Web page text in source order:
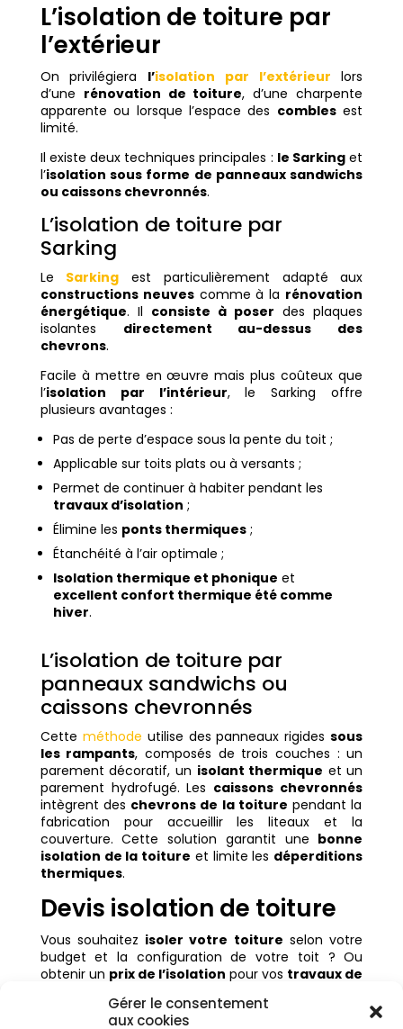
Gérer le consentement
aux cookies
L’isolation de toiture par
l’extérieur
On privilégiera l’isolation par l’extérieur lors
d’une rénovation de toiture, d’une charpente
apparente ou lorsque l’espace des comblesest
limité.
Il existe deux techniques principales : le Sarking et
l’isolation sous forme de panneaux sandwichs
ou caissons chevronnés.
L’isolation de toiture par
Sarking
Le Sarking est particulièrement adapté aux
constructions neuvescomme à la rénovation
énergétique. Il consiste à poser des plaques
isolantes directement au-dessus des
chevrons.
Facile à mettre en œuvre mais plus coûteux que
l’isolation par l’intérieur, le Sarking offre
plusieurs avantages :
Pas de perte d’espace sous la pente du toit ;
Applicable sur toits plats ou à versants ;
Permet de continuer à habiter pendant les
travaux d’isolation ;
Élimine les ponts thermiques;
Étanchéité à l’air optimale ;
Isolation thermique et phonique et
excellent confort thermique été comme
hiver.
L’isolation de toiture par
panneaux sandwichs ou
caissons chevronnés
Cette méthode utilise des panneaux rigidessous
les rampants, composés de trois couches : un
parement décoratif, un isolant thermique et un
parement hydrofugé. Les caissons chevronnés
intègrent des chevrons de la toiture pendant la
fabrication pour accueillir les liteaux et la
couverture. Cette solution garantit une bonne
isolation de la toiture et limite les déperditions
thermiques.
Devis isolation de toiture
Vous souhaitez isoler votre toiture selon votre
budget et la configuration de votre toit ? Ou
obtenir un prix de l’isolation pour vos travaux de
artisan RGE, reconnu garant de l’environnement,